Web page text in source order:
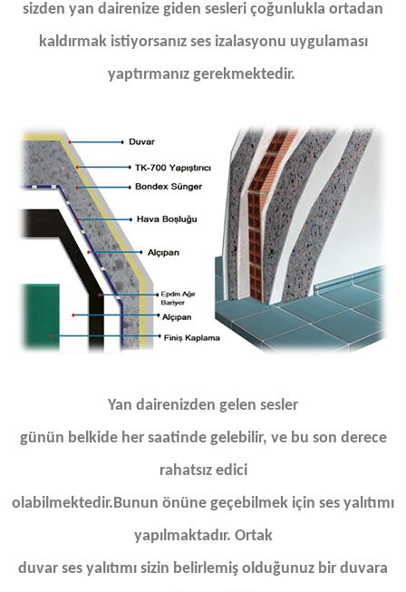
sizden yan dairenize giden sesleri çoğunlukla ortadan
kaldırmak istiyorsanız ses izalasyonu uygulaması
yaptırmanız gerekmektedir.
Yan dairenizden gelen sesler
günün belkide her saatinde gelebilir, ve bu son derece
rahatsız edici
olabilmektedir.Bunun önüne geçebilmek için ses yalıtımı
yapılmaktadır. Ortak
duvar ses yalıtımı sizin belirlemiş olduğunuz bir duvara